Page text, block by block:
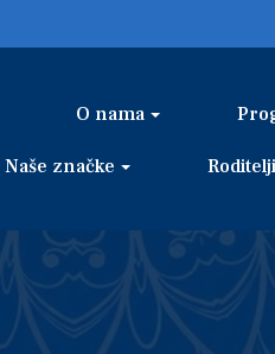
O nama
Naše značke Roditelji